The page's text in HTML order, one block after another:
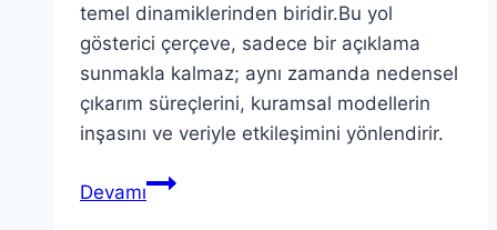
temel dinamiklerinden biridir.Bu yol
gösterici çerçeve, sadece bir açıklama
sunmakla kalmaz; aynı zamanda nedensel
çıkarım süreçlerini, kuramsal modellerin
inşasını ve veriyle etkileşimini yönlendirir.
DevamıTeorinin